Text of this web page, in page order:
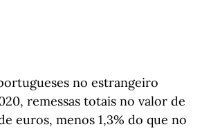
no estrangeiro
remessas totais no valor de
euros, menos 1,3% do que no